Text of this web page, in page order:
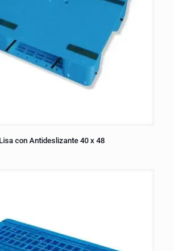
con Antideslizante 40 x 48